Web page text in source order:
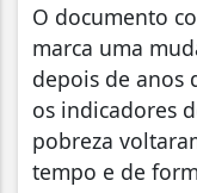
O documento
marca uma
depois de anos
os indicadores
pobreza
tempo e de